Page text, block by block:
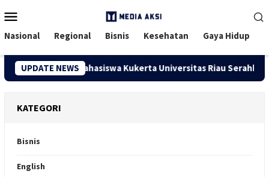
Mobile
Nasional Regional Bisnis Kesehatan Gaya Hidup
UPDATE NEWS
dan Mahasiswa Kukerta Universitas Riau Serahkan Bantuan
KATEGORI
Bisnis
English